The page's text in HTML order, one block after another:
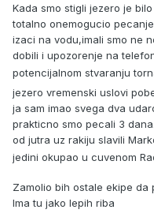
Kada smo stigli jezero je
totalno onemogucio
izaci na vodu,imali smo ne
dobili i upozorenje na
potencijalnom stvaranju
jezero vremenski uslovi
ja sam imao svega dva
prakticno smo pecali 3
od jutra uz rakiju slavili
jedini okupao u cuvenom
Zamolio bih ostale ekipe
Ima tu jako lepih riba